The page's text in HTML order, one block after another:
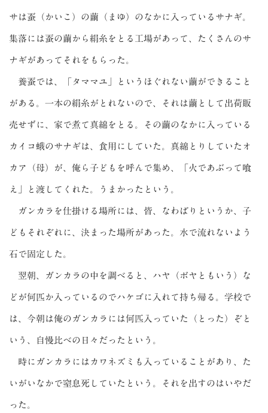
サは蚕（かいこ）の繭（まゆ）のなかに入っているサナギ。
集落には蚕の繭から絹糸をとる工場があって、たくさんのサ
ナギがあってそれをもらった。
養蚕では、「タママユ」というほぐれない繭ができること
がある。一本の絹糸がとれないので、それは繭として出荷販
売せずに、家で煮て真綿をとる。その繭のなかに入っている
カイコ蛾のサナギは、食用にしていた。真綿とりしていたオ
カア（母）が、俺ら子どもを呼んで集め、「火であぶって喰
え」と渡してくれた。うまかったという。
ガンカラを仕掛ける場所には、皆、なわばりというか、子
どもそれぞれに、決まった場所があった。水で流れないよう
石で固定した。
翌朝、ガンカラの中を調べると、ハヤ（ボヤともいう）な
どが何匹か入っているのでハケゴに入れて持ち帰る。学校で
は、今朝は俺のガンカラには何匹入っていた（とった）ぞと
いう、自慢比べの日々だったという。
時にガンカラにはカワネズミも入っていることがあり、た
いがいなかで窒息死していたという。それを出すのはいやだ
った。